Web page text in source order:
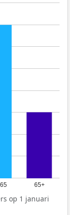
65+
op 1 januari